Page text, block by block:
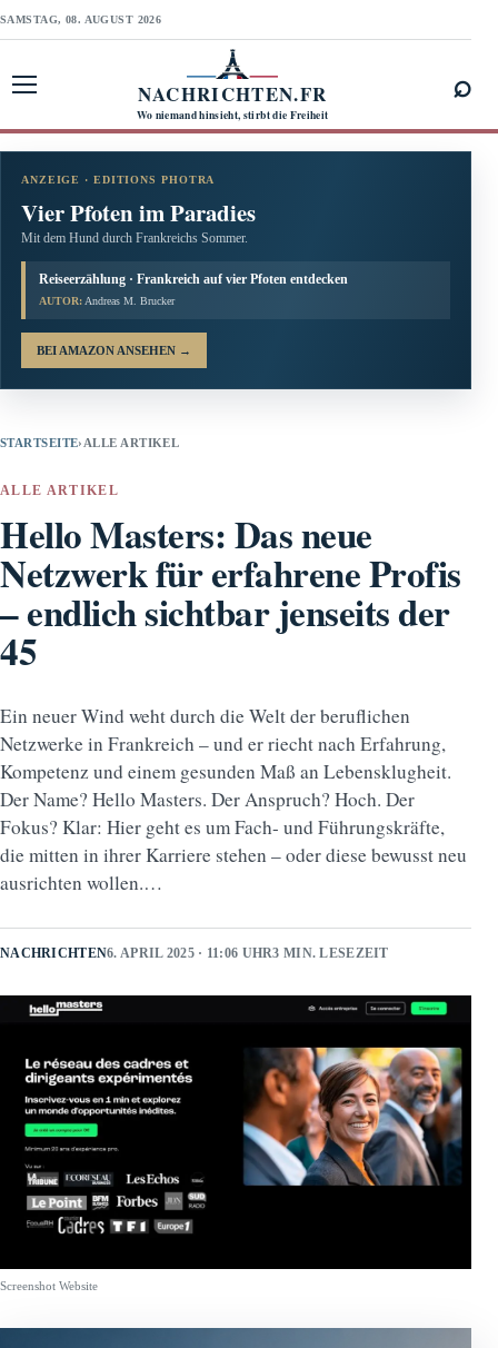
SAMSTAG, 08. AUGUST 2026
NACHRICHTEN.FR
Wo niemand hinsieht, stirbt die Freiheit
⌕
ANZEIGE · EDITIONS PHOTRA
Vier Pfoten im Paradies
Mit dem Hund durch Frankreichs Sommer.
Reiseerzählung · Frankreich auf vier Pfoten entdecken
AUTOR: Andreas M. Brucker
BEI AMAZON ANSEHEN →
STARTSEITE› ALLE ARTIKEL
ALLE ARTIKEL
Hello Masters: Das neue
Netzwerk für erfahrene Profis
– endlich sichtbar jenseits der
45
Ein neuer Wind weht durch die Welt der beruflichen
Netzwerke in Frankreich – und er riecht nach Erfahrung,
Kompetenz und einem gesunden Maß an Lebensklugheit.
Der Name? Hello Masters. Der Anspruch? Hoch. Der
Fokus? Klar: Hier geht es um Fach- und Führungskräfte,
die mitten in ihrer Karriere stehen – oder diese bewusst neu
ausrichten wollen.…
NACHRICHTEN6. APRIL 2025 · 11:06 UHR3 MIN. LESEZEIT
Screenshot Website